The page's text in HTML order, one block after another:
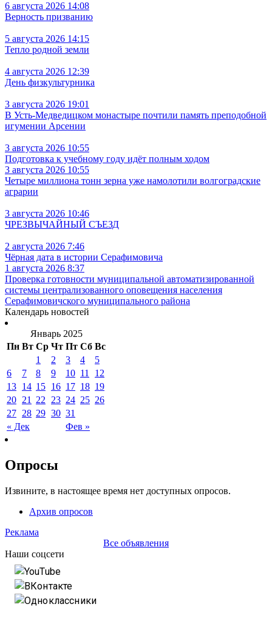
6 августа 2026 14:08
Верность призванию
5 августа 2026 14:15
Тепло родной земли
4 августа 2026 12:39
День физкультурника
3 августа 2026 19:01
В Усть‑Медведицком монастыре почтили память преподобной
игумении Арсении
3 августа 2026 10:55
Подготовка к учебному году идёт полным ходом
3 августа 2026 10:55
Четыре миллиона тонн зерна уже намолотили волгоградские
аграрии
3 августа 2026 10:46
ЧРЕЗВЫЧАЙНЫЙ СЪЕЗД
2 августа 2026 7:46
Чёрная дата в истории Серафимовича
1 августа 2026 8:37
Проверка готовности муниципальной автоматизированной
системы централизованного оповещения населения
Серафимовичского муниципального района
Календарь новостей
Январь 2025
Пн Вт Ср Чт Пт Сб Вс
« Дек Фев »
1 2 3 4
5
6
7 8 9 10 11
12
13 14 15 16 17 18 19
20 21 22 23 24 25 26
27 28 29 30 31
Опросы
Извините, в настоящее время нет доступных опросов.
Архив опросов
Реклама
Все объявления
Наши соцсети
YouTube
ВКонтакте
Одноклассники